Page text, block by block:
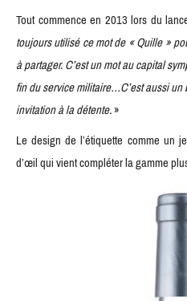
Tout commence en 2013 lors du
toujours utilisé ce mot de « Quille »
à partager. C’est un mot au capital
fin du service militaire…C’est aussi
invitation à la détente.»
Le design de l’étiquette comme un
d’œil qui vient compléter la gamme